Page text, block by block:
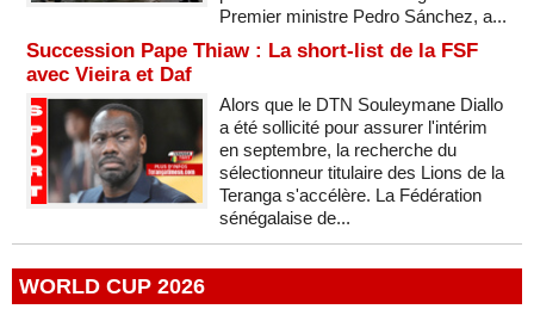
Premier ministre Pedro Sánchez, a...
Succession Pape Thiaw : La short-list de la FSF
avec Vieira et Daf
Alors que le DTN Souleymane Diallo
a été sollicité pour assurer l'intérim
en septembre, la recherche du
sélectionneur titulaire des Lions de la
Teranga s'accélère. La Fédération
sénégalaise de...
WORLD CUP 2026